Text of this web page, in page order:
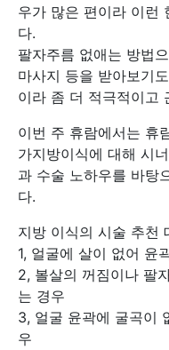
우가 많은 편이라 이런
다.
팔자주름 없애는 방법
마사지 등을 받아보기
이라 좀 더 적극적이고
이번 주 휴람에서는 휴
가지방이식에 대해 시
과 수술 노하우를 바탕
다.
지방 이식의 시술 추천
1, 얼굴에 살이 없어 윤
2, 볼살의 꺼짐이나 팔
는 경우
3, 얼굴 윤곽에 굴곡이
우